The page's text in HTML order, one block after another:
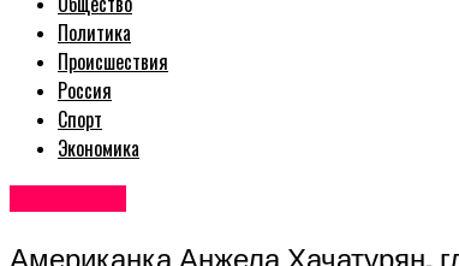
Политика
Происшествия
Россия
Спорт
Экономика